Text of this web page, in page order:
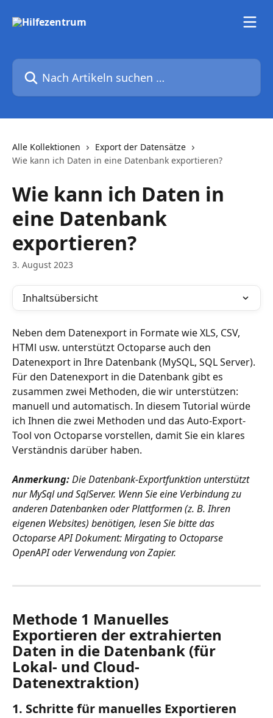
Nach Artikeln suchen …
Alle Kollektionen
Export der Datensätze
Wie kann ich Daten in eine Datenbank exportieren?
Wie kann ich Daten in
eine Datenbank
exportieren?
3. August 2023
Inhaltsübersicht
Neben dem Datenexport in Formate wie XLS, CSV,
HTMl usw. unterstützt Octoparse auch den
Datenexport in Ihre Datenbank (MySQL, SQL Server).
Für den Datenexport in die Datenbank gibt es
zusammen zwei Methoden, die wir unterstützen:
manuell und automatisch. In diesem Tutorial würde
ich Ihnen die zwei Methoden und das Auto-Export-
Tool von Octoparse vorstellen, damit Sie ein klares
Verständnis darüber haben.
Anmerkung: Die Datenbank-Exportfunktion unterstützt
nur MySql und SqlServer. Wenn Sie eine Verbindung zu
anderen Datenbanken oder Plattformen (z. B. Ihren
eigenen Websites) benötigen, lesen Sie bitte das
Octoparse API Dokument: Mirgating to Octoparse
OpenAPI oder Verwendung von Zapier.
Methode 1 Manuelles
Exportieren der extrahierten
Daten in die Datenbank (für
Lokal- und Cloud-
Datenextraktion)
1. Schritte für manuelles Exportieren